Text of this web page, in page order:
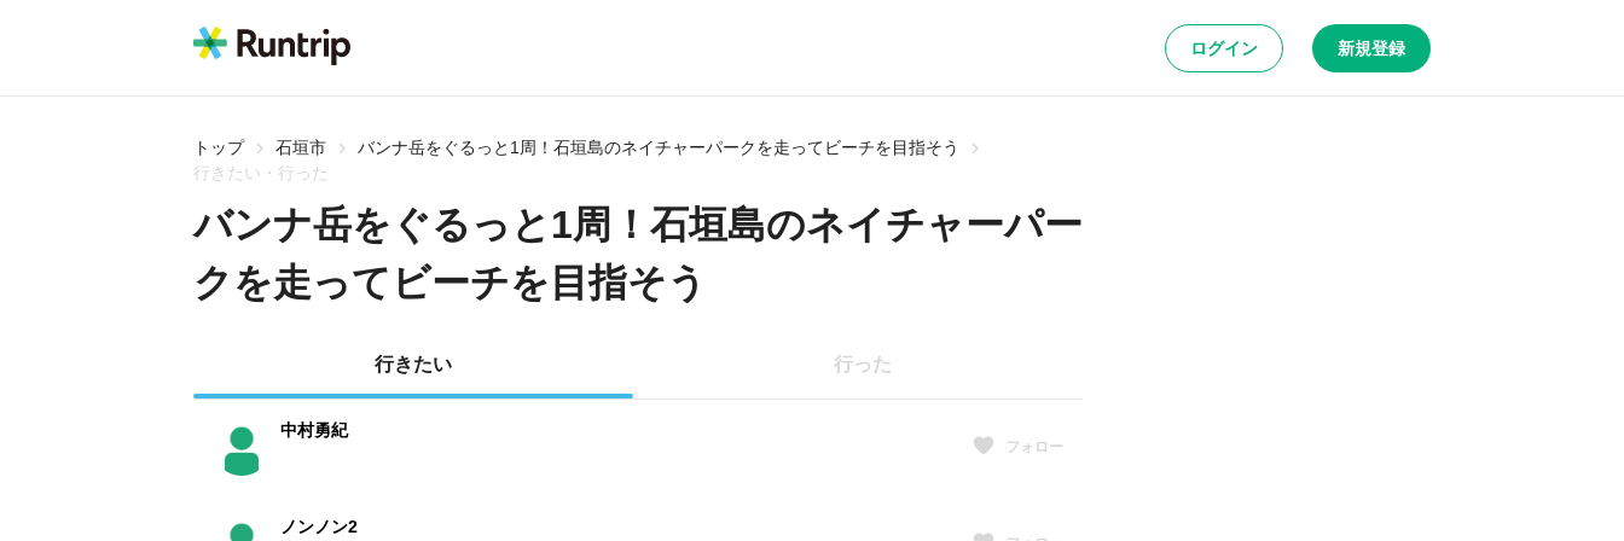
ログイン 新規登録
トップ 石垣市
バンナ岳をぐるっと1周！石垣島のネイチャーパークを走ってビーチを目指そう
行きたい・行った
バンナ岳をぐるっと1周！石垣島のネイチャーパー
クを走ってビーチを目指そう
行きたい 行った
中村勇紀
フォロー
ノンノン2